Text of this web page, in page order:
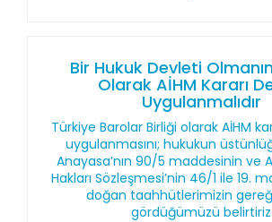
Bir Hukuk Devleti
Olarak AİHM Kararı
Uygulanmalıdır
Türkiye Barolar Birliği olarak AİHM
uygulanmasını; hukukun
Anayasa’nın 90/5 maddesinin ve
Hakları Sözleşmesi’nin 46/1 ile 19.
doğan taahhütlerimizin
gördüğümüzü belirtiriz